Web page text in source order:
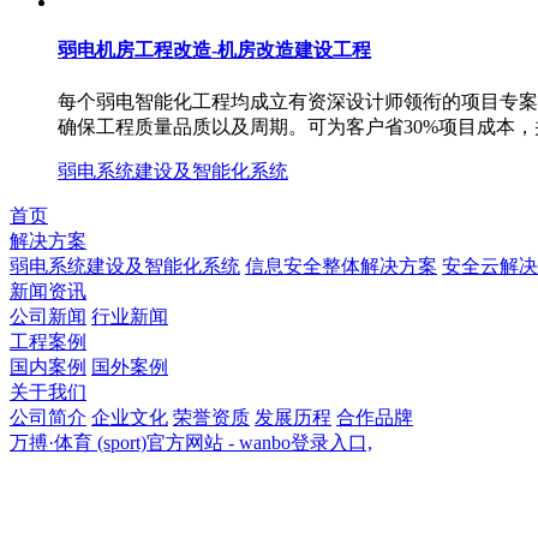
弱电机房工程改造-机房改造建设工程
每个弱电智能化工程均成立有资深设计师领衔的项目专
确保工程质量品质以及周期。可为客户省30%项目成本
弱电系统建设及智能化系统
首页
解决方案
弱电系统建设及智能化系统 信息安全整体解决方案 安全云解
新闻资讯
公司新闻 行业新闻
工程案例
国内案例 国外案例
关于我们
公司简介 企业文化 荣誉资质 发展历程 合作品牌
万搏·体育 (sport)官方网站 - wanbo登录入口,